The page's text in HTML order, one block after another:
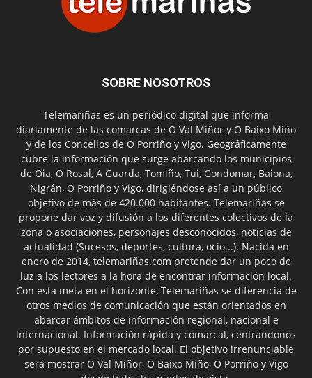
SOBRE NOSOTROS
Telemariñas es un periódico digital que informa
diariamente de las comarcas de O Val Miñor y O Baixo Miño
y de los Concellos de O Porriño y Vigo. Geográficamente
cubre la información que surge abarcando los municipios
de Oia, O Rosal, A Guarda, Tomiño, Tui, Gondomar, Baiona,
Nigrán, O Porriño y Vigo, dirigiéndose así a un público
objetivo de más de 420.000 habitantes. Telemariñas se
propone dar voz y difusión a los diferentes colectivos de la
zona o asociaciones, personajes desconocidos, noticias de
actualidad (Sucesos, deportes, cultura, ocio...). Nacida en
enero de 2014, telemariñas.com pretende dar un poco de
luz a los lectores a la hora de encontrar información local.
Con esta meta en el horizonte, Telemariñas se diferencia de
otros medios de comunicación que están orientados en
abarcar ámbitos de información regional, nacional e
internacional. Información rápida y comarcal, centrándonos
por supuesto en el mercado local. El objetivo irrenunciable
será mostrar O Val Miñor, O Baixo Miño, O Porriño y Vigo